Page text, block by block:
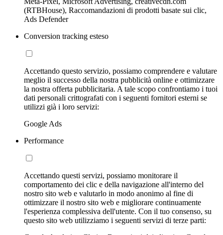
(RTBHouse), Raccomandazioni di prodotti basate sui clic,
Ads Defender
Conversion tracking esteso
Accettando questo servizio, possiamo comprendere e valutare
meglio il successo della nostra pubblicità online e ottimizzare
la nostra offerta pubblicitaria. A tale scopo confrontiamo i tuoi
dati personali crittografati con i seguenti fornitori esterni se
utilizzi già i loro servizi:
Google Ads
Performance
Accettando questi servizi, possiamo monitorare il
comportamento dei clic e della navigazione all'interno del
nostro sito web e valutarlo in modo anonimo al fine di
ottimizzare il nostro sito web e migliorare continuamente
l'esperienza complessiva dell'utente. Con il tuo consenso, su
questo sito web utilizziamo i seguenti servizi di terze parti: